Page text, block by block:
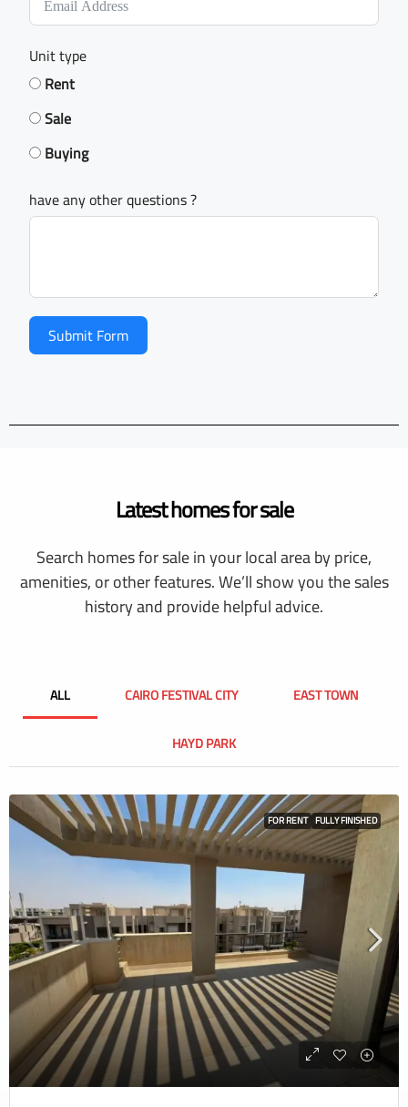
Unit type
Rent
Sale
Buying
have any other questions ?
Submit Form
Latest homes for sale
Search homes for sale in your local area by price,
amenities, or other features. We’ll show you the sales
history and provide helpful advice.
ALL CAIRO FESTIVAL CITY EAST TOWN
HAYD PARK
FOR RENT FULLY FINISHED